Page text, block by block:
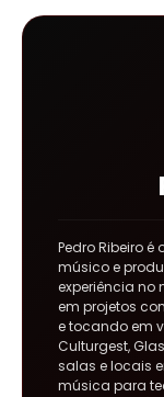
Pedro Ribeiro
músico e
experiência
em projetos
e tocando em
Culturgest,
salas e locais
música para